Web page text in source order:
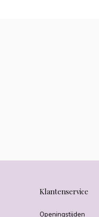
Klantenservice
Openingstijden